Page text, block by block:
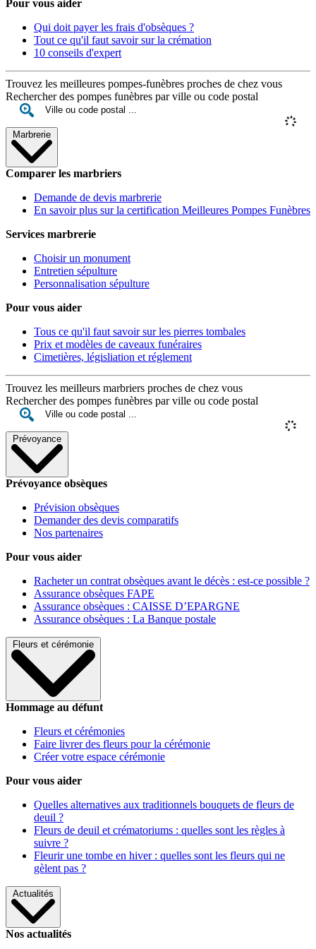
Pour vous aider
Qui doit payer les frais d'obsèques ?
Tout ce qu'il faut savoir sur la crémation
10 conseils d'expert
Trouvez les meilleures pompes-funèbres proches de chez vous
Rechercher des pompes funèbres par ville ou code postal
Marbrerie
Comparer les marbriers
Demande de devis marbrerie
En savoir plus sur la certification Meilleures Pompes Funèbres
Services marbrerie
Choisir un monument
Entretien sépulture
Personnalisation sépulture
Pour vous aider
Tous ce qu'il faut savoir sur les pierres tombales
Prix et modèles de caveaux funéraires
Cimetières, législiation et réglement
Trouvez les meilleurs marbriers proches de chez vous
Rechercher des pompes funèbres par ville ou code postal
Prévoyance
Prévoyance obsèques
Prévision obsèques
Demander des devis comparatifs
Nos partenaires
Pour vous aider
Racheter un contrat obsèques avant le décès : est-ce possible ?
Assurance obsèques FAPE
Assurance obsèques : CAISSE D’EPARGNE
Assurance obsèques : La Banque postale
Fleurs et cérémonie
Hommage au défunt
Fleurs et cérémonies
Faire livrer des fleurs pour la cérémonie
Créer votre espace cérémonie
Pour vous aider
Quelles alternatives aux traditionnels bouquets de fleurs de
deuil ?
Fleurs de deuil et crématoriums : quelles sont les règles à
suivre ?
Fleurir une tombe en hiver : quelles sont les fleurs qui ne
gèlent pas ?
Actualités
Nos actualités